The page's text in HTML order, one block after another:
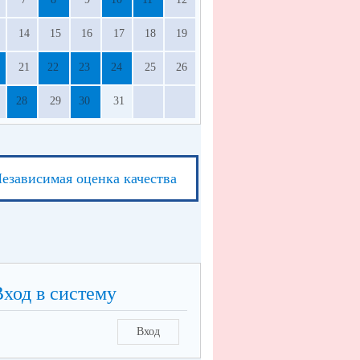
14 15 16 17 18 19
21 22 23 24 25 26
28 29 30 31
оценка качества
в систему
Вход